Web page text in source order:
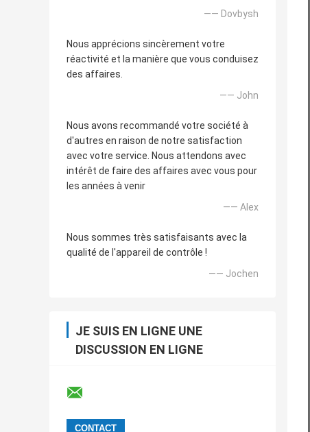
—— Dovbysh
Nous apprécions sincèrement votre
réactivité et la manière que vous conduisez
des affaires.
—— John
Nous avons recommandé votre société à
d'autres en raison de notre satisfaction
avec votre service. Nous attendons avec
intérêt de faire des affaires avec vous pour
les années à venir
—— Alex
Nous sommes très satisfaisants avec la
qualité de l'appareil de contrôle !
—— Jochen
JE SUIS EN LIGNE UNE
DISCUSSION EN LIGNE